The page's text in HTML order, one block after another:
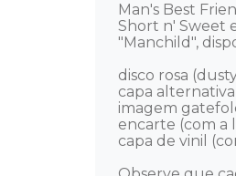
Man's Best
Short n' Sweet
"Manchild",
disco rosa
capa
imagem
encarte (com a
capa de vinil